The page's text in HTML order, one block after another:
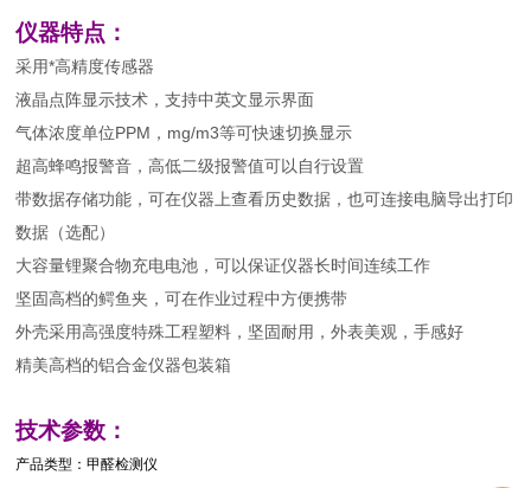
仪器特点：
采用*高精度传感器
液晶点阵显示技术，支持中英文显示界面
气体浓度单位PPM，mg/m3等可快速切换显示
超高蜂鸣报警音，高低二级报警值可以自行设置
带数据存储功能，可在仪器上查看历史数据，也可连接电脑导出打印
数据（选配）
大容量锂聚合物充电电池，可以保证仪器长时间连续工作
坚固高档的鳄鱼夹，可在作业过程中方便携带
外壳采用高强度特殊工程塑料，坚固耐用，外表美观，手感好
精美高档的铝合金仪器包装箱
技术参数：
产品类型：甲醛检测仪